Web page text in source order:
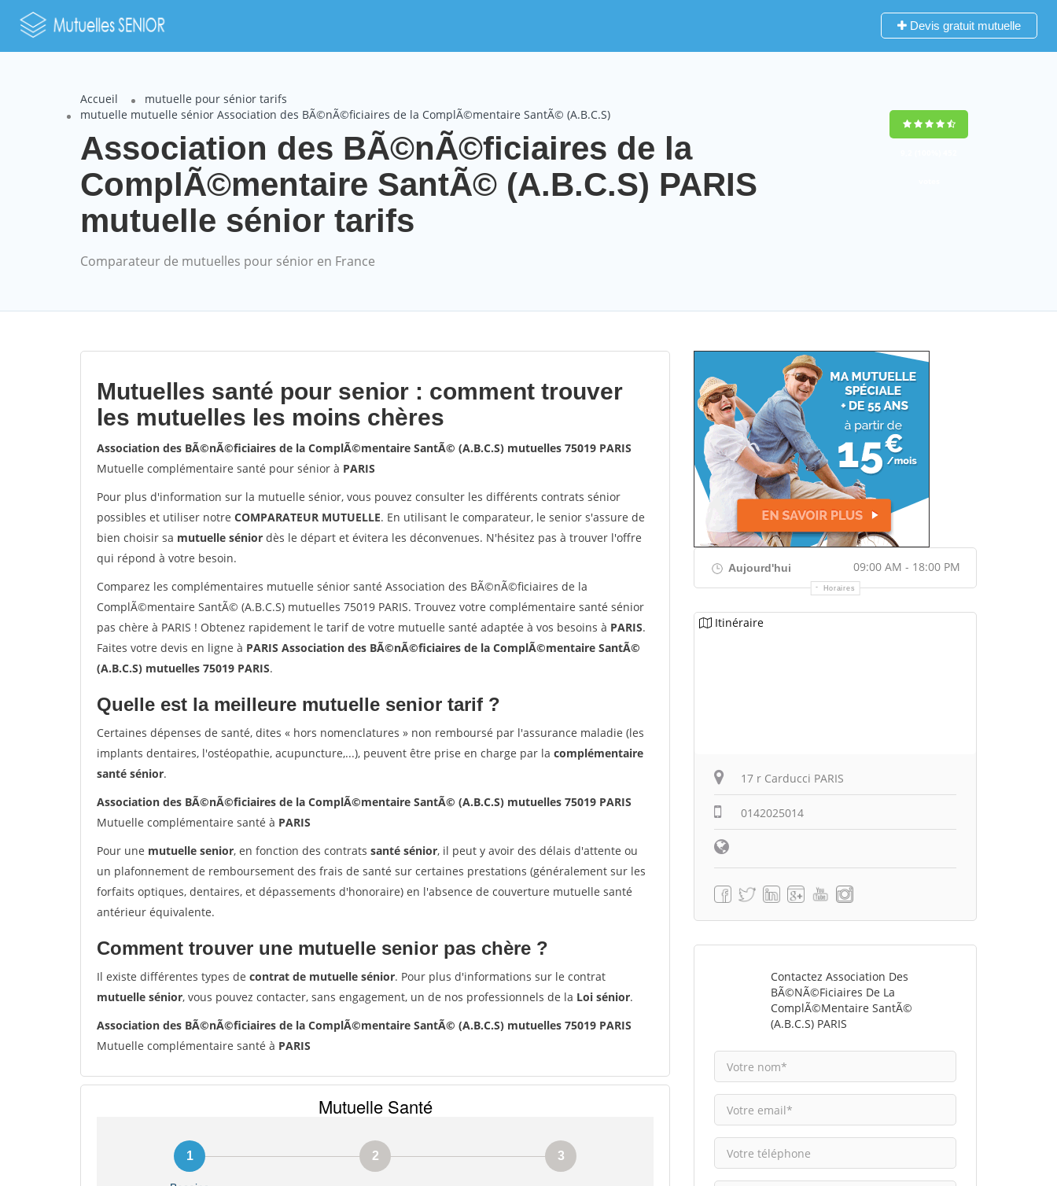
Devis gratuit mutuelle
Accueil
mutuelle pour sénior tarifs
mutuelle mutuelle sénior Association des BÃ©nÃ©ficiaires de la ComplÃ©mentaire SantÃ© (A.B.C.S)
Association des BÃ©nÃ©ficiaires de la
ComplÃ©mentaire SantÃ© (A.B.C.S) PARIS
mutuelle sénior tarifs
Comparateur de mutuelles pour sénior en France
Mutuelles santé pour senior : comment trouver
les mutuelles les moins chères
Association des BÃ©nÃ©ficiaires de la ComplÃ©mentaire SantÃ© (A.B.C.S) mutuelles 75019 PARIS
Mutuelle complémentaire santé pour sénior à PARIS
Pour plus d'information sur la mutuelle sénior, vous pouvez consulter les différents contrats sénior
possibles et utiliser notre COMPARATEUR MUTUELLE. En utilisant le comparateur, le senior s'assure de
bien choisir sa mutuelle sénior dès le départ et évitera les déconvenues. N'hésitez pas à trouver l'offre
qui répond à votre besoin.
Comparez les complémentaires mutuelle sénior santé Association des BÃ©nÃ©ficiaires de la
ComplÃ©mentaire SantÃ© (A.B.C.S) mutuelles 75019 PARIS. Trouvez votre complémentaire santé sénior
pas chère à PARIS ! Obtenez rapidement le tarif de votre mutuelle santé adaptée à vos besoins à PARIS.
Faites votre devis en ligne à PARIS Association des BÃ©nÃ©ficiaires de la ComplÃ©mentaire SantÃ©
(A.B.C.S) mutuelles 75019 PARIS.
Quelle est la meilleure mutuelle senior tarif ?
Certaines dépenses de santé, dites « hors nomenclatures » non remboursé par l'assurance maladie (les
implants dentaires, l'ostéopathie, acupuncture,...), peuvent être prise en charge par la complémentaire
santé sénior.
Association des BÃ©nÃ©ficiaires de la ComplÃ©mentaire SantÃ© (A.B.C.S) mutuelles 75019 PARIS
Mutuelle complémentaire santé à PARIS
Pour une mutuelle senior, en fonction des contrats santé sénior, il peut y avoir des délais d'attente ou
un plafonnement de remboursement des frais de santé sur certaines prestations (généralement sur les
forfaits optiques, dentaires, et dépassements d'honoraire) en l'absence de couverture mutuelle santé
antérieur équivalente.
Comment trouver une mutuelle senior pas chère ?
Il existe différentes types de contrat de mutuelle sénior. Pour plus d'informations sur le contrat
mutuelle sénior, vous pouvez contacter, sans engagement, un de nos professionnels de la Loi sénior.
Association des BÃ©nÃ©ficiaires de la ComplÃ©mentaire SantÃ© (A.B.C.S) mutuelles 75019 PARIS
Mutuelle complémentaire santé à PARIS
Aujourd'hui 09:00 AM - 18:00 PM
Horaires
Itinéraire
17 r Carducci PARIS
0142025014
Contactez Association Des
BÃ©nÃ©ficiaires De La
ComplÃ©mentaire SantÃ©
(A.B.C.S) PARIS